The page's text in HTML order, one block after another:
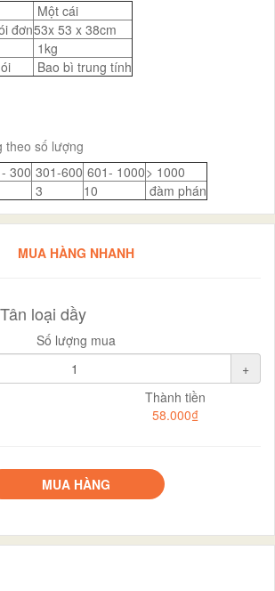
Một cái
đơn53x 53 x 38cm
1kg
Bao bì trung tính
theo số lượng
300 301-600 601- 1000> 1000
3 10 đàm phán
MUA HÀNG NHANH
loại dầy
Số lượng mua
+
Thành tiền
58.000₫
MUA HÀNG